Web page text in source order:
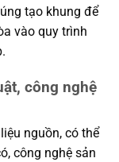
tạo khung để
vào quy trình
công nghệ
nguồn, có thể
công nghệ sản